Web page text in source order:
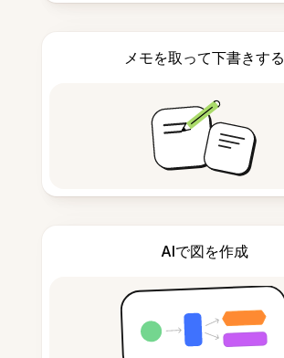
メモを取って下書きする
AIで図を作成